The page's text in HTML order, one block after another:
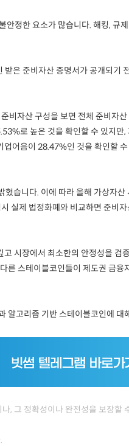
정한 요소가 많습니다. 해킹, 규
은 준비자산 증명서가 공개되기
비자산 구성을 보면 전체 준비자
로 높은 것을 확인할 수 있지만
어음이 28.47%인 것을 확인할
습니다. 이에 따라 올해 가상자
실제 법정화폐와 비교하면 준비
시장에서 최소한의 안정성을 검
스테이블코인들이 제도권 금
알고리즘 기반 스테이블코인에 대
, 그 정확성이나 완전성을 보장할